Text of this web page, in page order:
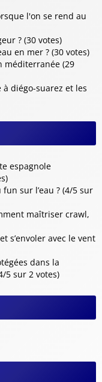
l'on se rend au
? (30 votes)
en mer ? (30 votes)
méditerranée (29
à diégo-suarez et les
espagnole
sur l’eau ? (4/5 sur
maîtriser crawl,
s’envoler avec le vent
dans la
5 sur 2 votes)